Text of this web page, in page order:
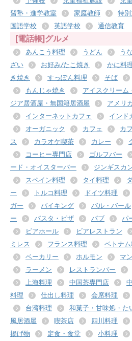
習塾・進学教室
家庭教師 特
国語学校
英語学校 通信教育
[電話帳]グルメ
あんこう料理 うどん う
ざい
お好み/たこ焼き かに料
き焼き
すっぽん料理 そば
もんじゃ焼き
アイスクリーム
ジア居酒屋・無国籍居酒屋
アメリ
インターネットカフェ
インド
オーガニック
カフェ カ
ス
カラオケ喫茶 カレー
コーヒー専門店
ゴルフバー
ード・オイスターバー
ジンギスカ
スペイン料理
タイ料理
ー
トルコ料理 ドイツ料理
ガー
バイキング バル・バール
ー
パスタ・ピザ パブ
パ
ビアホール
ビアレストラン
ミレス
フランス料理 ベトナ
ベーカリー
ホルモン マ
ラーメン
レストランバー
上海料理
中国茶専門店
料理
仕出し料理 会席料理
台湾料理
和菓子・甘味処・た
風居酒屋
喫茶店 四川料理
揚げ物
定食・食堂 小料理